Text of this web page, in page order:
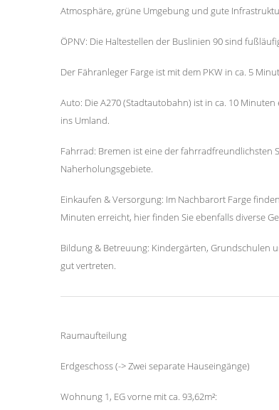
Atmosphäre, grüne Umgebung und gute
ÖPNV: Die Haltestellen der Buslinien 90 sind
Der Fähranleger Farge ist mit dem PKW in ca. 5
Auto: Die A270 (Stadtautobahn) ist in ca. 10
ins Umland.
Fahrrad: Bremen ist eine der fahrradfreundlichsten
Naherholungsgebiete.
Einkaufen & Versorgung: Im Nachbarort Farge
Minuten erreicht, hier finden Sie ebenfalls diverse
Bildung & Betreuung: Kindergärten, Grundschulen
gut vertreten.
Raumaufteilung
Erdgeschoss (-> Zwei separate Hauseingänge)
Wohnung 1, EG vorne mit ca. 93,62m²: